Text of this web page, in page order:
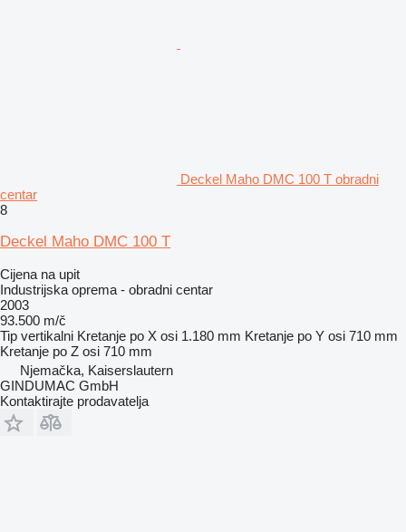
Deckel Maho DMC 100 T obradni
centar
8
Deckel Maho DMC 100 T
Cijena na upit
Industrijska oprema - obradni centar
2003
93.500 m/č
Tip vertikalni Kretanje po X osi 1.180 mm Kretanje po Y osi 710 mm
Kretanje po Z osi 710 mm
Njemačka, Kaiserslautern
GINDUMAC GmbH
Kontaktirajte prodavatelja